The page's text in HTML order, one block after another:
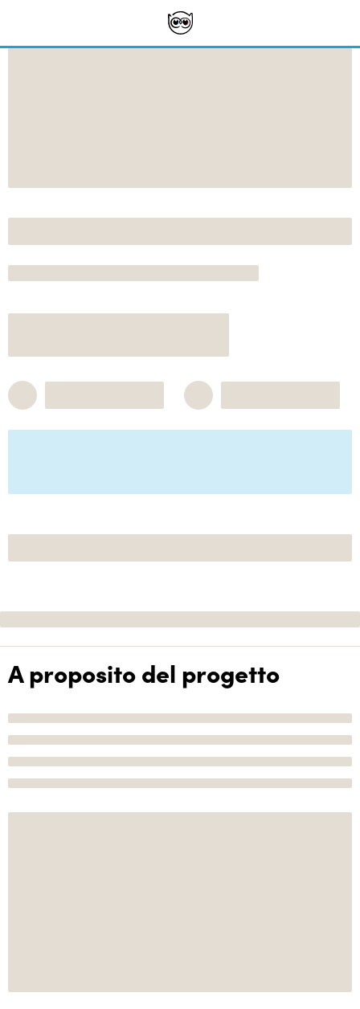
A proposito del progetto